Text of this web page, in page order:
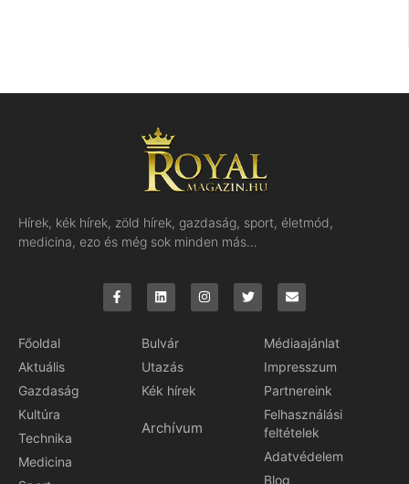
Hírek, kék hírek, zöld hírek, gazdaság, sport, életmód,
medicina, ezo és még sok minden más…
Főoldal
Aktuális
Gazdaság
Kultúra
Technika
Medicina
Bulvár
Utazás
Kék hírek
Archívum
Médiaajánlat
Impresszum
Partnereink
Felhasználási
feltételek
Adatvédelem
Blog